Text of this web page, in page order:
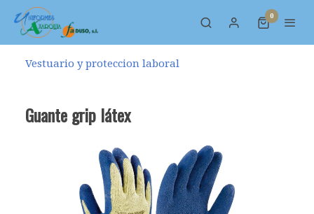
0
Vestuario y proteccion laboral
Guante grip látex